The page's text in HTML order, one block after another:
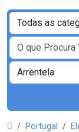
Portugal